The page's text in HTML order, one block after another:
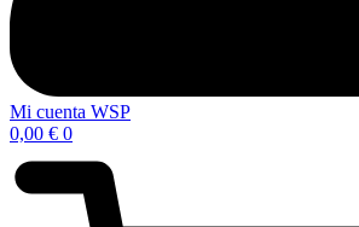
Mi cuenta WSP
0,00 € 0